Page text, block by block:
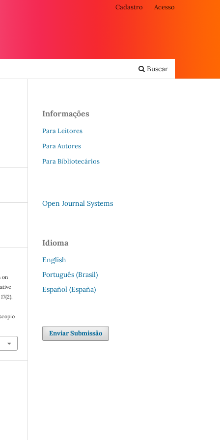
Buscar
Cadastro Acesso
on
17(2),
Informações
Para Leitores
Para Autores
Para Bibliotecários
Open Journal Systems
Idioma
English
Português (Brasil)
Español (España)
Enviar Submissão